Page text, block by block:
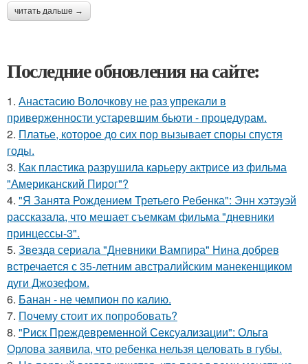
читать дальше →
Последние обновления на сайте:
1. Анастасию Волочкову не раз упрекали в
приверженности устаревшим бьюти - процедурам.
2. Платье, которое до сих пор вызывает споры спустя
годы.
3. Как пластика разрушила карьеру актрисе из фильма
"Американский Пирог"?
4. "Я Занята Рождением Третьего Ребенка": Энн хэтэуэй
рассказала, что мешает съемкам фильма "дневники
принцессы-3".
5. Звeздa сериала "Дневники Вампира" Нина добрев
встречается с 35-летним австралийским манекенщиком
дуги Джозефом.
6. Банан - не чемпион по калию.
7. Почему стоит их попробовать?
8. "Риск Преждевременной Сексуализации": Ольга
Орлова заявила, что ребенка нельзя целовать в губы.